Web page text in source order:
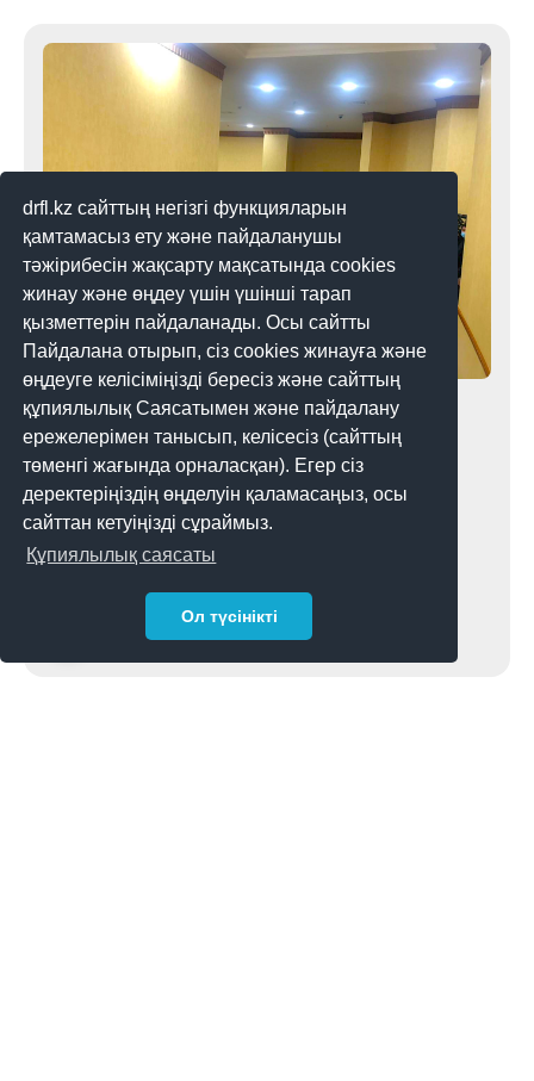
drfl.kz сайттың негізгі функцияларын
қамтамасыз ету және пайдаланушы
тәжірибесін жақсарту мақсатында cookies
жинау және өңдеу үшін үшінші тарап
қызметтерін пайдаланады. Осы сайтты
Пайдалана отырып, сіз cookies жинауға және
өңдеуге келісіміңізді бересіз және сайттың
құпиялылық Саясатымен және пайдалану
ережелерімен танысып, келісесіз (сайттың
төменгі жағында орналасқан). Егер сіз
деректеріңіздің өңделуін қаламасаңыз, осы
сайттан кетуіңізді сұраймыз.
Құпиялылық саясаты
Ол түсінікті
жылғы 30 наурызда Telegram каналы растау
кодтары бойынша
Шенеуніктер журналистермен
дұрыс сөйлесуді ұмытты
Қыркүйек айының соңында қазақстандық
журналистер ақпаратқа қол жеткізу бөлігінде
алаңдаушылық білдірген өтініш
[https://lmc.kz/kk/node/54854]жариялады.
Карантин шараларының жеңілдегеніне
қарамастан, БАҚ қызметкерлеріне Үкімет пен
оқуға 3 мин 08-11-2021